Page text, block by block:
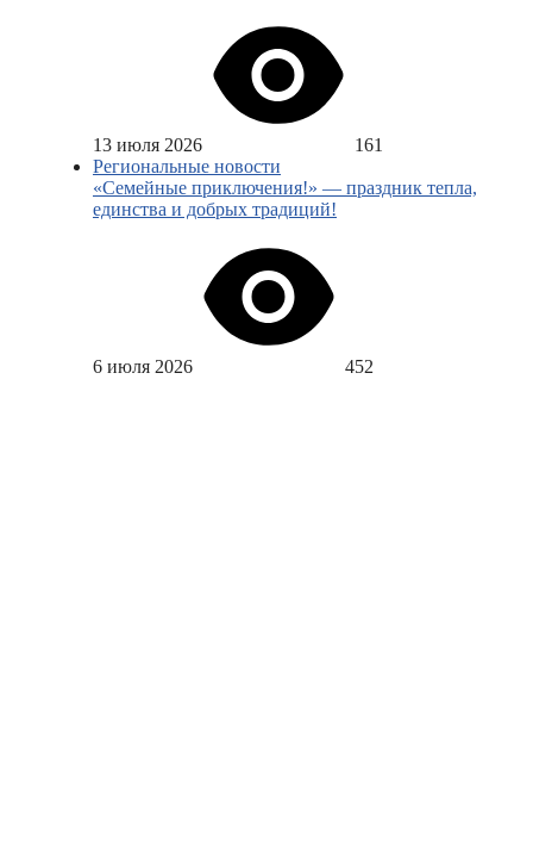
13 июля 2026
161
Региональные новости
«Семейные приключения!» — праздник тепла,
единства и добрых традиций!
6 июля 2026 452